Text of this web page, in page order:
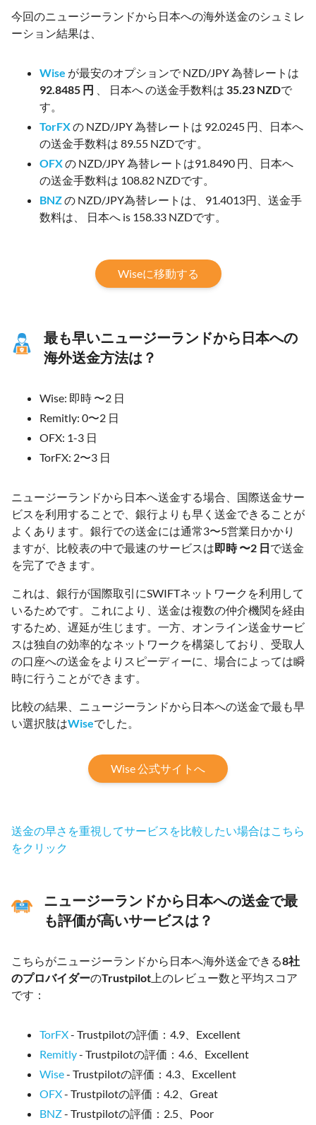
今回のニュージーランドから日本への海外送金のシュミレ
ーション結果は、
Wise が最安のオプションで NZD/JPY 為替レートは
92.8485 円
、 日本へ の送金手数料は 35.23 NZDで
す。
TorFXの NZD/JPY 為替レートは 92.0245 円、日本へ
の送金手数料は 89.55 NZDです。
OFXの NZD/JPY 為替レートは91.8490 円、日本へ
の送金手数料は 108.82 NZDです。
BNZの NZD/JPY為替レートは、 91.4013円、送金手
数料は、 日本へ is 158.33 NZDです。
Wiseに移動する
最も早いニュージーランドから日本への
海外送金方法は？
Wise: 即時 〜2 日
Remitly: 0〜2 日
OFX: 1-3 日
TorFX: 2〜3 日
ニュージーランドから日本へ送金する場合、国際送金サー
ビスを利用することで、銀行よりも早く送金できることが
よくあります。銀行での送金には通常3〜5営業日かかり
ますが、比較表の中で最速のサービスは即時 〜2 日で送金
を完了できます。
これは、銀行が国際取引にSWIFTネットワークを利用して
いるためです。これにより、送金は複数の仲介機関を経由
するため、遅延が生じます。一方、オンライン送金サービ
スは独自の効率的なネットワークを構築しており、受取人
の口座への送金をよりスピーディーに、場合によっては瞬
時に行うことができます。
比較の結果、ニュージーランドから日本への送金で最も早
い選択肢はWiseでした。
Wise 公式サイトへ
送金の早さを重視してサービスを比較したい場合はこちら
をクリック
ニュージーランドから日本への送金で最
も評価が高いサービスは？
こちらがニュージーランドから日本へ海外送金できる8社
のプロバイダーのTrustpilot 上のレビュー数と平均スコア
です：
TorFX- Trustpilotの評価：4.9、Excellent
Remitly- Trustpilotの評価：4.6、Excellent
Wise- Trustpilotの評価：4.3、Excellent
OFX- Trustpilotの評価：4.2、Great
BNZ- Trustpilotの評価：2.5、Poor